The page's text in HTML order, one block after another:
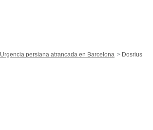
Urgencia persiana atrancada en Barcelona Dosrius